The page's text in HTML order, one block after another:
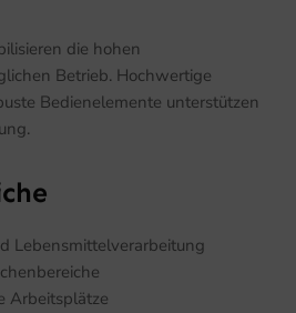
die hohen
Betrieb. Hochwertige
Bedienelemente unterstützen
Lebensmittelverarbeitung
Arbeitsplätze